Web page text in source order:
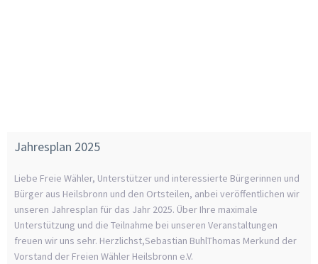
Jahresplan 2025
Liebe Freie Wähler, Unterstützer und interessierte Bürgerinnen und
Bürger aus Heilsbronn und den Ortsteilen, anbei veröffentlichen wir
unseren Jahresplan für das Jahr 2025. Über Ihre maximale
Unterstützung und die Teilnahme bei unseren Veranstaltungen
freuen wir uns sehr. Herzlichst,Sebastian BuhlThomas Merkund der
Vorstand der Freien Wähler Heilsbronn e.V.